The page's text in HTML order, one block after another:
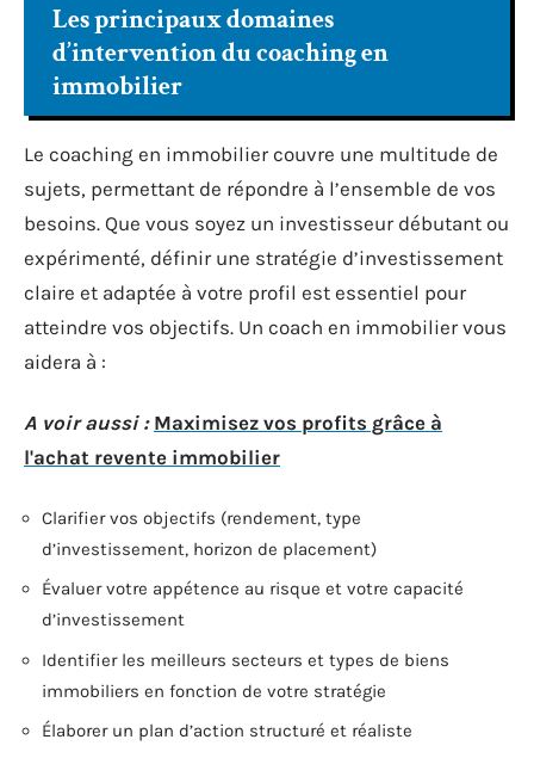
Les principaux domaines
d’intervention du coaching en
immobilier
Le coaching en immobilier couvre une multitude de
sujets, permettant de répondre à l’ensemble de vos
besoins. Que vous soyez un investisseur débutant ou
expérimenté, définir une stratégie d’investissement
claire et adaptée à votre profil est essentiel pour
atteindre vos objectifs. Un coach en immobilier vous
aidera à :
A voir aussi : Maximisez vos profits grâce à
l'achat revente immobilier
Clarifier vos objectifs (rendement, type
d’investissement, horizon de placement)
Évaluer votre appétence au risque et votre capacité
d’investissement
Identifier les meilleurs secteurs et types de biens
immobiliers en fonction de votre stratégie
Élaborer un plan d’action structuré et réaliste